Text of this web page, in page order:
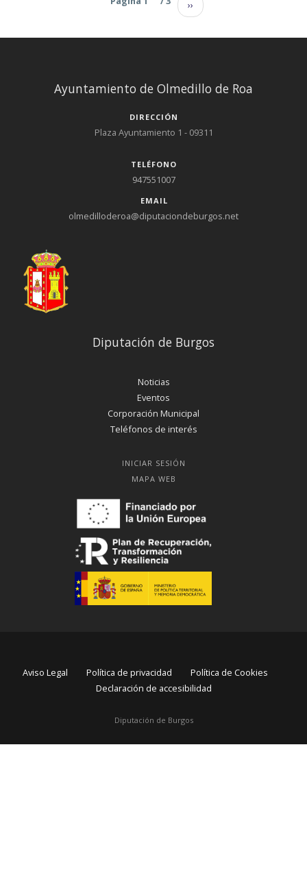
Paginación
››
Ayuntamiento de Olmedillo de Roa
DIRECCIÓN
Plaza Ayuntamiento 1 - 09311
TELÉFONO
947551007
EMAIL
olmedilloderoa@diputaciondeburgos.net
Diputación de Burgos
Noticias
Eventos
Corporación Municipal
Teléfonos de interés
INICIAR SESIÓN
MAPA WEB
Diputación de Burgos
Aviso Legal Política de privacidad
Política de Cookies
Declaración de accesibilidad